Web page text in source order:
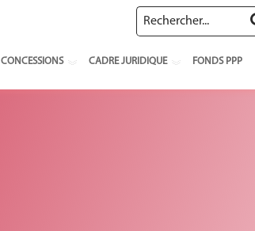
Select your language
CONCESSIONS CADRE JURIDIQUE FONDS PPP